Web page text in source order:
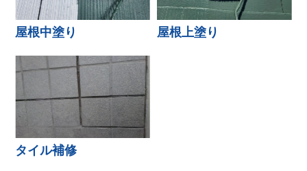
屋根中塗り 屋根上塗り
タイル補修